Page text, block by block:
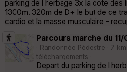
parking de l herbage 3x la cote des
1300m. 320m de D+ le but de ce
cardio et la masse musculaire -
Parcours marche du 11/
· Randonnée Pédestre · 7
téléchargements ·
Depart du parking de l